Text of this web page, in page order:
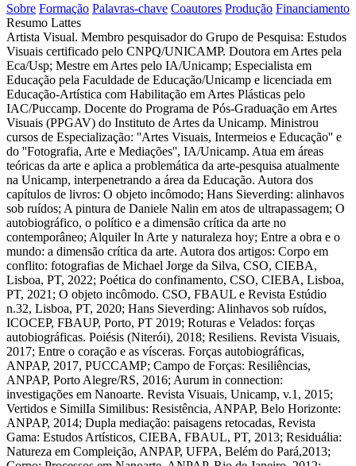
Sobre Formação Palavras-chave Coautores Produção Financiamento
Resumo Lattes
Artista Visual. Membro pesquisador do Grupo de Pesquisa: Estudos
Visuais certificado pelo CNPQ/UNICAMP. Doutora em Artes pela
Eca/Usp; Mestre em Artes pelo IA/Unicamp; Especialista em
Educação pela Faculdade de Educação/Unicamp e licenciada em
Educação-Artística com Habilitação em Artes Plásticas pelo
IAC/Puccamp. Docente do Programa de Pós-Graduação em Artes
Visuais (PPGAV) do Instituto de Artes da Unicamp. Ministrou
cursos de Especialização: ''Artes Visuais, Intermeios e Educação'' e
do ''Fotografia, Arte e Mediações'', IA/Unicamp. Atua em áreas
teóricas da arte e aplica a problemática da arte-pesquisa atualmente
na Unicamp, interpenetrando a área da Educação. Autora dos
capítulos de livros: O objeto incômodo; Hans Sieverding: alinhavos
sob ruídos; A pintura de Daniele Nalin em atos de ultrapassagem; O
autobiográfico, o político e a dimensão crítica da arte no
contemporâneo; Alquiler In Arte y naturaleza hoy; Entre a obra e o
mundo: a dimensão crítica da arte. Autora dos artigos: Corpo em
conflito: fotografias de Michael Jorge da Silva, CSO, CIEBA,
Lisboa, PT, 2022; Poética do confinamento, CSO, CIEBA, Lisboa,
PT, 2021; O objeto incômodo. CSO, FBAUL e Revista Estúdio
n.32, Lisboa, PT, 2020; Hans Sieverding: Alinhavos sob ruídos,
ICOCEP, FBAUP, Porto, PT 2019; Roturas e Velados: forças
autobiográficas. Poiésis (Niterói), 2018; Resiliens. Revista Visuais,
2017; Entre o coração e as vísceras. Forças autobiográficas,
ANPAP, 2017, PUCCAMP; Campo de Forças: Resiliências,
ANPAP, Porto Alegre/RS, 2016; Aurum in connection:
investigações em Nanoarte. Revista Visuais, Unicamp, v.1, 2015;
Vertidos e SimilIa Similibus: Resistência, ANPAP, Belo Horizonte:
ANPAP, 2014; Dupla mediação: paisagens retocadas, Revista
Gama: Estudos Artísticos, CIEBA, FBAUL, PT, 2013; Residuália:
Natureza em Compleição, ANPAP, UFPA, Belém do Pará,2013;